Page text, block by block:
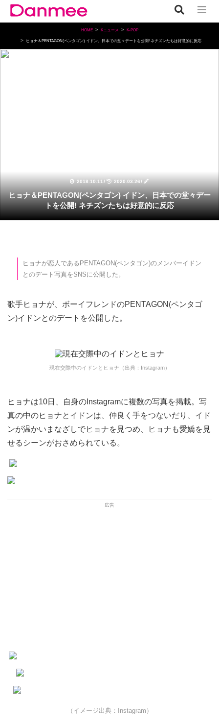
HOME Kニュース K-POP
ヒョナ＆PENTAGON(ペンタゴン) イドン、日本での堂々デートを公開! ネチズンたちは好意的に反応
2018.10.11 / 2020.03.26/
ヒョナ＆PENTAGON(ペンタゴン) イドン、日本での堂々デー
トを公開! ネチズンたちは好意的に反応
ヒョナが恋人であるPENTAGON(ペンタゴン)のメンバーイドン
とのデート写真をSNSに公開した。
歌手ヒョナが、ボーイフレンドのPENTAGON(ペンタゴ
ン)イドンとのデートを公開した。
現在交際中のイドンとヒョナ（出典：Instagram）
ヒョナは10日、自身のInstagramに複数の写真を掲載。写
真の中のヒョナとイドンは、仲良く手をつないだり、イド
ンが温かいまなざしでヒョナを見つめ、ヒョナも愛嬌を見
せるシーンがおさめられている。
（イメージ出典：Instagram）